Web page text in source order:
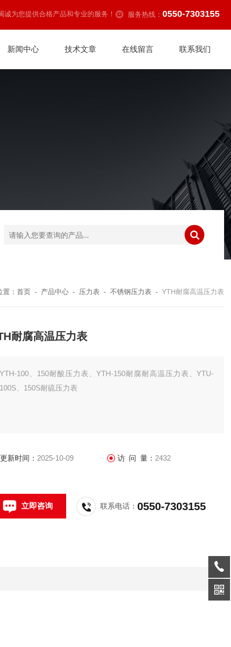
为您提供合格产品和专业的服务！ 服务热线： 0550-7303155
新闻中心 技术文章 在线留言 联系我们
： 首页 - 产品中心 - 压力表 - 不锈钢压力表 - YTH耐腐高温压力表
耐腐高温压力表
YTH-100、150耐酸压力表、YTH-150耐腐耐高温压力表、YTU-
100S、150S耐硫压力表
更新时间： 2025-10-09 访 问 量： 2432
立即咨询 联系电话：0550-7303155